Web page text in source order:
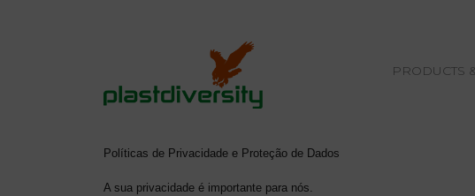
PRODUCTS
Home Privacy Policy
Políticas de Privacidade e Proteção de Dados
A sua privacidade é importante para nós.